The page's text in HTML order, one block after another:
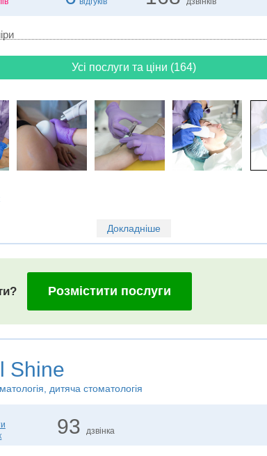
Усі послуги та ціни (164)
Докладніше
Розмістити послуги
Shine
дитяча стоматологія
93 дзвінка